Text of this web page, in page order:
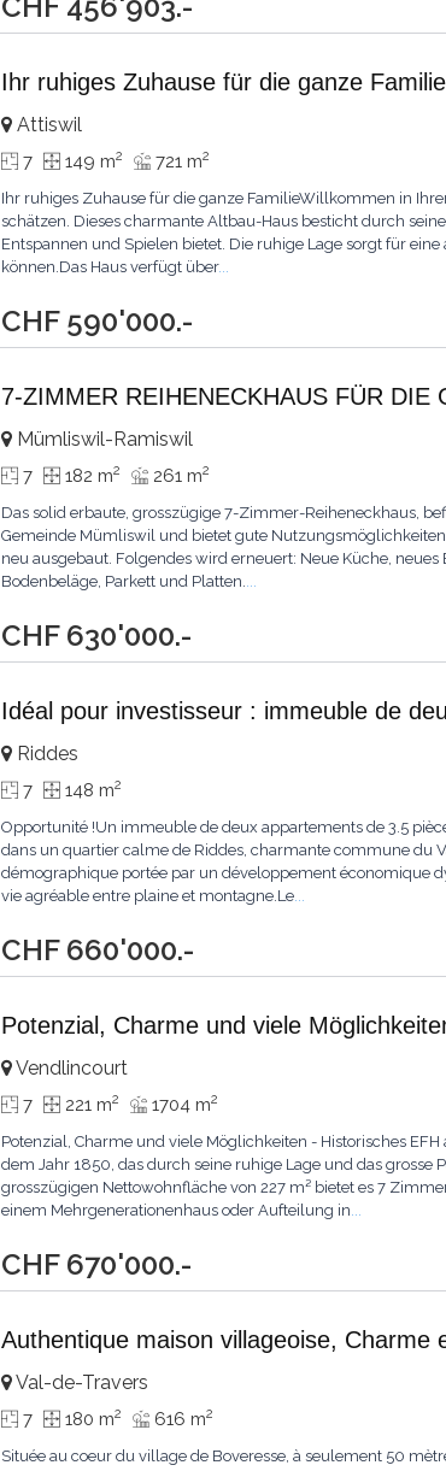
Ihr ruhiges Zuhause für die ganze Familie
CHF 590'000.-
Attiswil
7 149 m2 721 m2
Ihr ruhiges Zuhause für die ganze FamilieWillkommen in
schätzen. Dieses charmante Altbau-Haus besticht durch
Entspannen und Spielen bietet. Die ruhige Lage sorgt für
können.Das Haus verfügt über...
7-ZIMMER REIHENECKHAUS FÜR DIE
CHF 630'000.-
Mümliswil-Ramiswil
7 182 m2 261 m2
Das solid erbaute, grosszügige 7-Zimmer-Reiheneckhaus,
Gemeinde Mümliswil und bietet gute
neu ausgebaut. Folgendes wird erneuert: Neue Küche,
Bodenbeläge, Parkett und Platten....
Idéal pour investisseur : immeuble de
CHF 660'000.-
Riddes
7 148 m2
Opportunité !Un immeuble de deux appartements de 3.5
dans un quartier calme de Riddes, charmante commune du
démographique portée par un développement économique
vie agréable entre plaine et montagne.Le...
Potenzial, Charme und viele
CHF 670'000.-
Vendlincourt
7 221 m2 1704 m2
Potenzial, Charme und viele Möglichkeiten - Historisches
dem Jahr 1850, das durch seine ruhige Lage und das
grosszügigen Nettowohnfläche von 227 m² bietet es 7
einem Mehrgenerationenhaus oder Aufteilung in...
Authentique maison villageoise, Charme
Val-de-Travers
7 180 m2 616 m2
Située au coeur du village de Boveresse, à seulement 50